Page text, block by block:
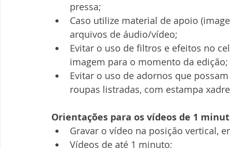
pressa;
Caso utilize material de apoio
arquivos de áudio/vídeo;
Evitar o uso de filtros e efeitos no
imagem para o momento da edição;
Evitar o uso de adornos que
roupas listradas, com estampa
Orientações para os vídeos de 1
Gravar o vídeo na posição vertical,
Vídeos de até 1 minuto;